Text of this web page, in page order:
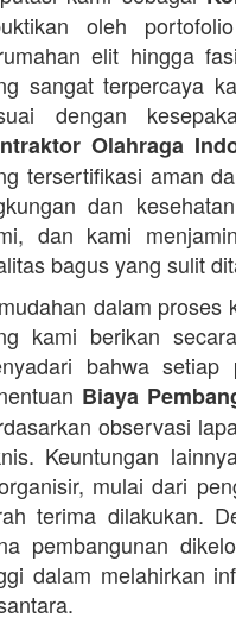
oleh
elit hingga
sangat terpercaya
dengan
Olahraga
tersertifikasi aman
dan
dan kami
bagus yang sulit
dalam proses
kami berikan
bahwa setiap
Biaya
observasi
Keuntungan
mulai dari
terima dilakukan.
pembangunan
dalam melahirkan